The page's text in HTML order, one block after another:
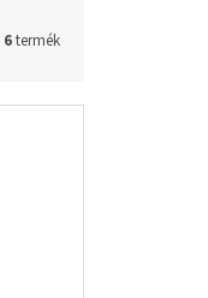
6termék